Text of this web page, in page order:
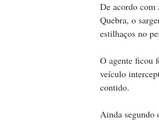
De acordo com
Quebra, o
estilhaços no
O agente ficou
veículo
contido.
Ainda segundo